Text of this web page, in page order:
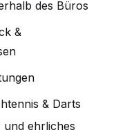
des Büros
&
& Darts
und ehrliches